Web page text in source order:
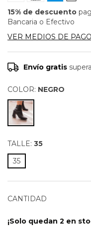
15% de descuento
Bancaria o Efectivo
VER MEDIOS DE PAGO
Envío gratis
COLOR: NEGRO
TALLE: 35
35
CANTIDAD
¡Solo quedan 2 en